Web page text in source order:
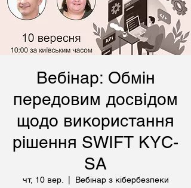
Вебінар: Обмін
передовим досвідом
щодо використання
рішення SWIFT KYC-
SA
чт, 10 вер. Вебінар з кібербезпеки